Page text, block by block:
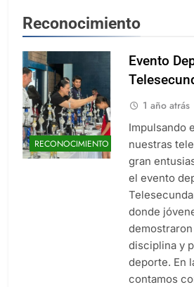
Reconocimiento
RECONOCIMIENTO
Evento
1 año atrás
Impulsando
nuestras
gran
el evento
donde
disciplina y
deporte. En
contamos